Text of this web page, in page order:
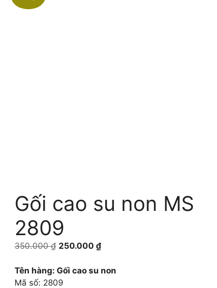
Gối cao su non MS
2809
350.000₫ Giá
là:
350.000 ₫.
250.000 ₫Giá
tại
Tên hàng: Gối cao su non
Mã số: 2809